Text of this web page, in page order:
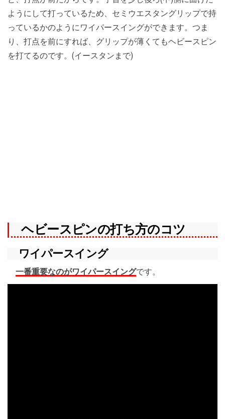
ようにして打っているため、セミウエスタングリップで持
っているかのようにワイパースイングができます。つま
り、打点を前にすれば、グリップが薄くてもヘビースピン
を打てるのです。(イースタンまで)
ヘビースピンの打ち方のコツ
ワイパースイング
一番重要なのがワイパースイングです。